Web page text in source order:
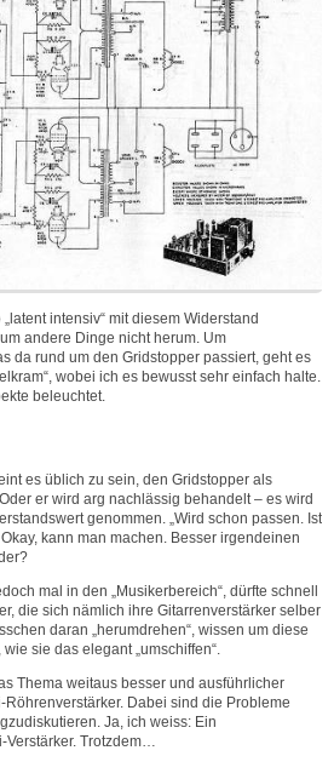
intensiv“ mit diesem Widerstand
andere Dinge nicht herum. Um
da rund um den Gridstopper passiert, geht es
wobei ich es bewusst sehr einfach halte.
beleuchtet.
es üblich zu sein, den Gridstopper als
er wird arg nachlässig behandelt – es wird
genommen. „Wird schon passen. Ist
kann man machen. Besser irgendeinen
mal in den „Musikerbereich“, dürfte schnell
die sich nämlich ihre Gitarrenverstärker selber
daran „herumdrehen“, wissen um diese
sie das elegant „umschiffen“.
Thema weitaus besser und ausführlicher
Dabei sind die Probleme
Ja, ich weiss: Ein
Verstärker. Trotzdem…